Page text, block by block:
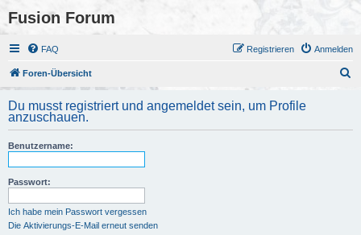
Fusion Forum
FAQ Anmelden
Registrieren
Foren-Übersicht
h
Du musst registriert und angemeldet sein, um Profile
anzuschauen.
Benutzername:
Passwort:
Ich habe mein Passwort vergessen
Die Aktivierungs-E-Mail erneut senden